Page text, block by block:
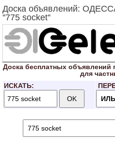
Доска объявлений:
''775 socket''
Доска бесплатных объявлений
для
ИСКАТЬ: